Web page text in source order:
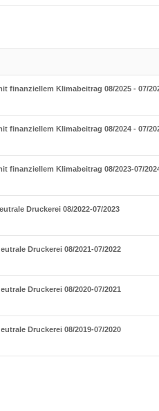
finanziellem Klimabeitrag 08/2025 - 07/
finanziellem Klimabeitrag 08/2024 - 07/
finanziellem Klimabeitrag 08/2023-07/
Druckerei 08/2022-07/2023
Druckerei 08/2021-07/2022
Druckerei 08/2020-07/2021
Druckerei 08/2019-07/2020